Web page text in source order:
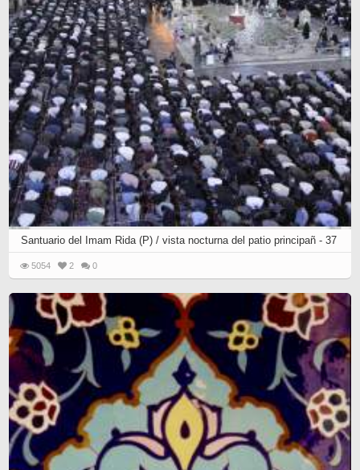
Santuario del Imam Rida (P) / vista nocturna del patio principañ - 37
5054 2 0